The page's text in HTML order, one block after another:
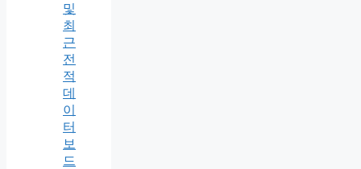
및
최
근
전
적
데
이
터
보
드